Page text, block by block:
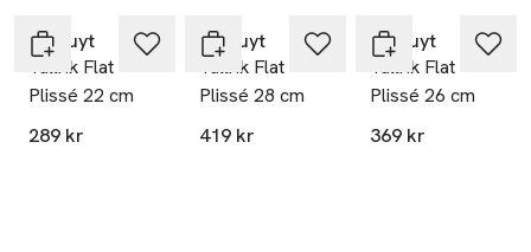
Pillivuyt
Tallrik Flat
Plissé 22 cm
289 kr
Pillivuyt
Tallrik Flat
Plissé 28 cm
419 kr
Pillivuyt
Tallrik Flat
Plissé 26 cm
369 kr